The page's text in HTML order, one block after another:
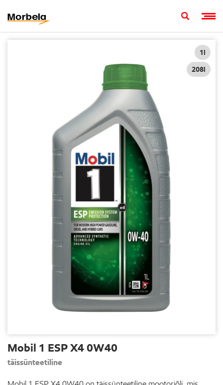
1l
208l
Mobil 1 ESP X4 0W40
täissünteetiline